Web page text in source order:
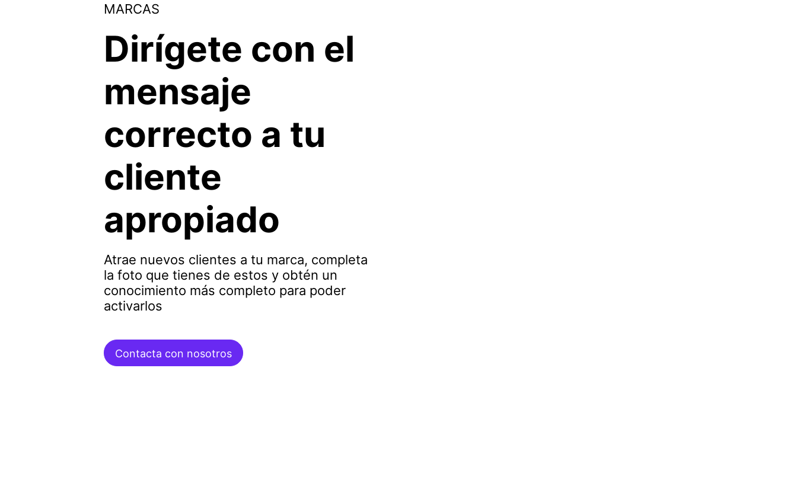
MARCAS
Dirígete con el
mensaje
correcto a tu
cliente
apropiado
Atrae nuevos clientes a tu marca, completa
la foto que tienes de estos y obtén un
conocimiento más completo para poder
activarlos
Contacta con nosotros